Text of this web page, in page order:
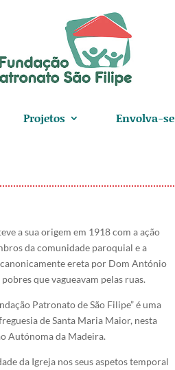
Projetos Envolva-se
a sua origem em 1918 com a ação
da comunidade paroquial e a
ereta por Dom António
que vagueavam pelas ruas.
Patronato de São Filipe” é uma
de Santa Maria Maior, nesta
Autónoma da Madeira.
da Igreja nos seus aspetos temporal